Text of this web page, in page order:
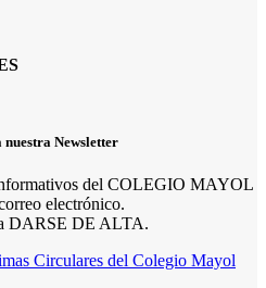
nuestra Newsletter
del COLEGIO MAYOL
electrónico.
DARSE DE ALTA.